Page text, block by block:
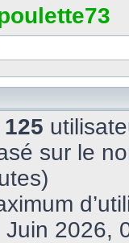
125
sur le
Juin 2026,